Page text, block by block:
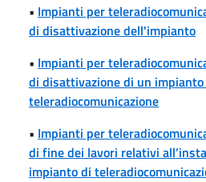
• Impianti per
di disattivazione dell'impianto
• Impianti per
di disattivazione di un
teleradiocomunicazione
• Impianti per
di fine dei lavori relativi
impianto di